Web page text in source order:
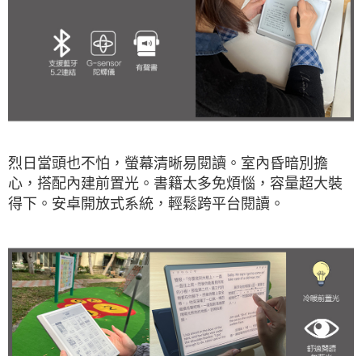
烈日當頭也不怕，螢幕清晰易閱讀。室內昏暗別擔
心，搭配內建前置光。書籍太多免煩惱，容量超大裝
得下。安卓開放式系統，輕鬆跨平台閱讀。